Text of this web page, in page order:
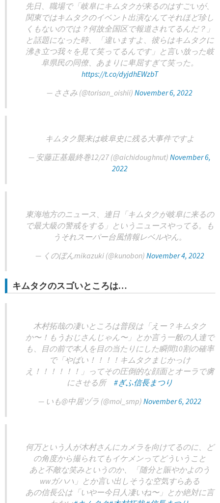
先日、職場で「岐阜にキムタクが来るのはすごいが、
関東ではキムタクのイベント出演なんてそれほど珍し
くもないのでは？何故全国区で報道されてるんだ？」
と話題になった時、「違いますよ、彼らはキムタクに
沸き立つ我々を見て笑ってるんです」と言い放った岐
阜県民の同僚、あまりに卑屈すぎて笑った。
https://t.co/dyjdhEWzbT
— ささみ (@torisan_oishii) November 6, 2022
キムタク襲来は岐阜史に残る大事件ですよ
— 安藤正基最終巻12/27 (@aichidoughnut) November 6,
2022
東海地方のニュース、連日「キムタクが岐阜に来るの
で最大級の警戒をする」というニュースやってる。も
うそれスーパー台風情報レベルやん。
— くのぼんmikazuki (@kunobon) November 4, 2022
キムタクのスゴいところは…
木村拓哉の凄いところは普段は「えー？キムタク
か〜！もうおじさんじゃん〜」とか言う一般の人達で
も、目の前で本人を目の当たりにした瞬間10割の確率
で「やばい！！！！キムタクまじかっけ
え！！！！！！」ってその圧倒的な顔面とオーラで虜
にさせる所 #ぎふ信長まつり
— いも@中居ヅラ (@moi_smp) November 6, 2022
何万という人が木村さんにカメラを向けてるのに、ど
の角度から撮られてもイケメンってどういうこと
あと不敵な笑みというのか、「随分と賑やかよのう
wwガハハ」とか言い出しそうな空気すらある
あの信長公は「いやー今日人凄いね〜」とか絶対に言